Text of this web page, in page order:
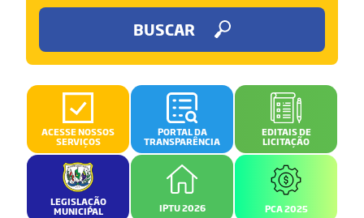
BUSCAR
ACESSE NOSSOS
SERVIÇOS
PORTAL DA
TRANSPARÊNCIA
EDITAIS DE
LICITAÇÃO
LEGISLAÇÃO
MUNICIPAL IPTU 2026 PCA 2025